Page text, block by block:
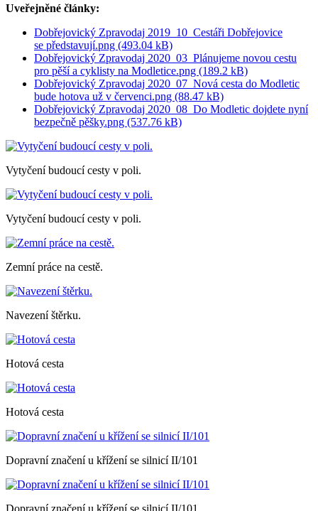
Uveřejněné články:
Dobřejovický Zpravodaj 2019_10_Cestáři Dobřejovice
se představují.png (493.04 kB)
Dobřejovický Zpravodaj 2020_03_Plánujeme novou cestu
pro pěší a cyklisty na Modletice.png (189.2 kB)
Dobřejovický Zpravodaj 2020_07_Nová cesta do Modletic
bude hotova už v červenci.png (88.47 kB)
Dobřejovický Zpravodaj 2020_08_Do Modletic dojdete nyní
bezpečně pěšky.png (537.76 kB)
Vytyčení budoucí cesty v poli.
Vytyčení budoucí cesty v poli.
Zemní práce na cestě.
Navezení štěrku.
Hotová cesta
Hotová cesta
Dopravní značení u křížení se silnicí II/101
Dopravní značení u křížení se silnicí II/101